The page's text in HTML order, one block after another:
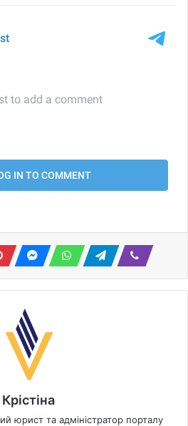
Крістіна
юрист та адміністратор порталу